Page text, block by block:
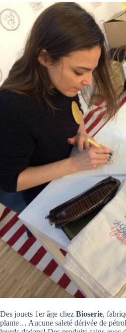
Des jouets 1er âge chez Bioserie,
plante… Aucune saleté dérivée de